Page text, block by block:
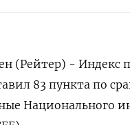
(Рейтер) - Индекс
83 пункта по
Национального